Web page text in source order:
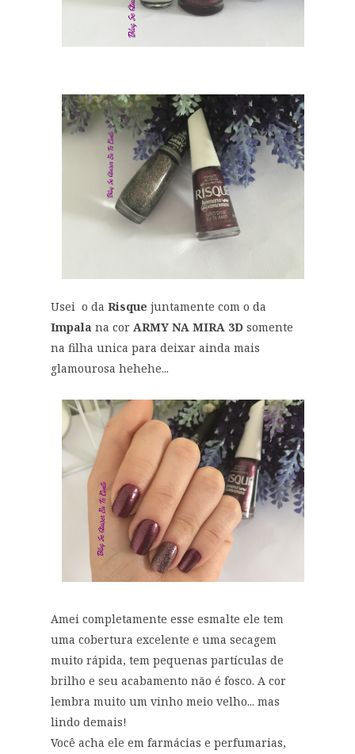
Usei o da Risque juntamente com o da
Impala na cor ARMY NA MIRA 3D somente
na filha unica para deixar ainda mais
glamourosa hehehe...
Amei completamente esse esmalte ele tem
uma cobertura excelente e uma secagem
muito rápida, tem pequenas partículas de
brilho e seu acabamento não é fosco. A cor
lembra muito um vinho meio velho... mas
lindo demais!
Você acha ele em farmácias e perfumarias,